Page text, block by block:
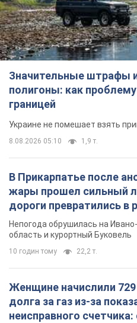
Значительные штрафы
полигоны: как
границей
Украине не помешает взять
8.08.2026 05:10 1,9 т.
В Прикарпатье после
жары прошел сильный
дороги превратились в
Непогода обрушилась на
область и курортный Буковель
10 годин тому 22,2 т.
Женщине начислили
долга за газ из-за
неисправного счетчика: